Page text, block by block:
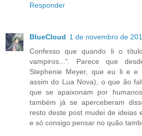
Responder
BlueCloud 1 de novembro de
Confesso que quando li o
vampiros...". Parece que
Stephenie Meyer, que eu li e e
assim do Lua Nova), o que ão
que se apaixonam por
também já se aperceberam
resto deste post mudei de ideias
e só consigo pensar no quão